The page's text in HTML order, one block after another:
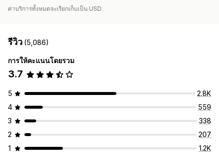
การจัดการพิกเซล
การทดสอบ A/B
เมตริกการมีส่วนร่วม
การติดตามคอนเวอร์ชัน
การวิเคราะห์ทางประชากรศาสตร์
ค่าบริการทั้งหมดจะเรียกเก็บเป็น USD
รีวิว (5,086)
การให้คะแนนโดยรวม
3.7
5
2.8K
4
559
3
338
2
207
1
1.2K